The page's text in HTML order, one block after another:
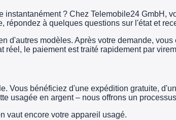
? Chez Telemobile24 GmbH,
à quelques questions sur l'état et
d'autres modèles. Après votre demande,
le paiement est traité rapidement par
Vous bénéficiez d'une expédition gratuite,
usagée en argent – nous offrons un
vaut encore votre appareil usagé.